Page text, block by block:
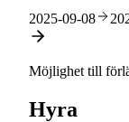
2025-09-08
Möjlighet till
Hyra